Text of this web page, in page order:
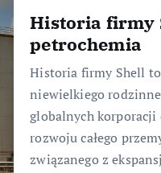
Historia firmy
petrochemia
Historia firmy Shell to
niewielkiego
globalnych korporacji
rozwoju całego
związanego z